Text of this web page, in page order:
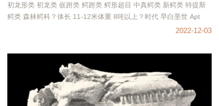
初龙形类 初龙类 嵌跗类 鳄跗类 鳄形超目 中真鳄类 新鳄类 特提斯
鳄类 森林鳄科？体长 11-12米体重 8吨以上？时代 早白垩世 Apt
2022-12-03